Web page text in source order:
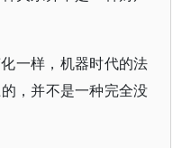
一样，机器时代的法
，并不是一种完全没